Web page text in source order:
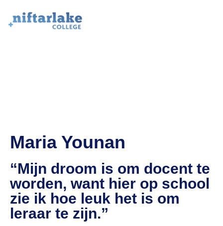
Maria Younan
“Mijn droom is om docent te
worden, want hier op school
zie ik hoe leuk het is om
leraar te zijn.”